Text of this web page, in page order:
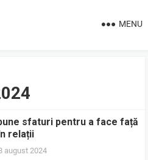
MENU
sfaturi pentru a face față
relații
august 2024